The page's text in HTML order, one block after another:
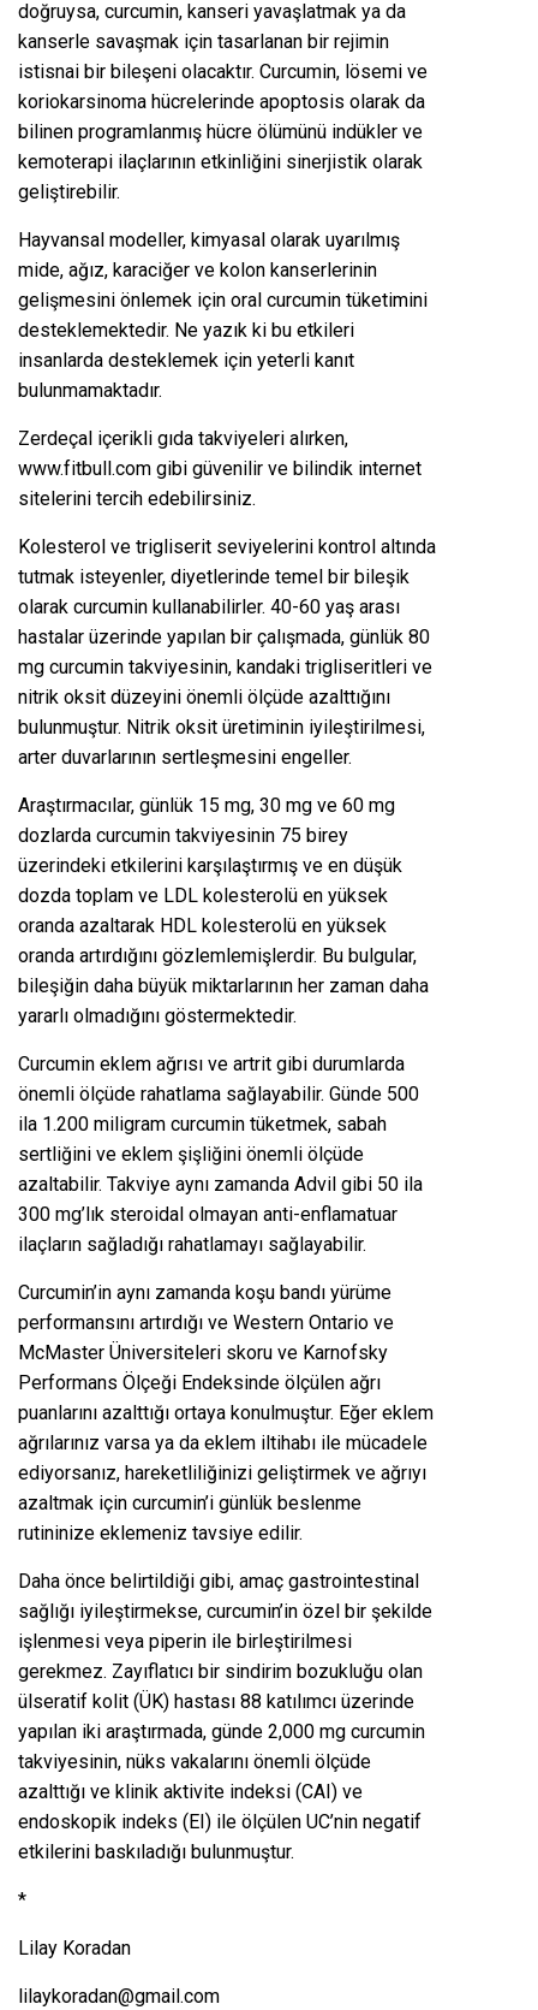
doğruysa, curcumin, kanseri yavaşlatmak ya da
kanserle savaşmak için tasarlanan bir rejimin
istisnai bir bileşeni olacaktır. Curcumin, lösemi ve
koriokarsinoma hücrelerinde apoptosis olarak da
bilinen programlanmış hücre ölümünü indükler ve
kemoterapi ilaçlarının etkinliğini sinerjistik olarak
geliştirebilir.
Hayvansal modeller, kimyasal olarak uyarılmış
mide, ağız, karaciğer ve kolon kanserlerinin
gelişmesini önlemek için oral curcumin tüketimini
desteklemektedir. Ne yazık ki bu etkileri
insanlarda desteklemek için yeterli kanıt
bulunmamaktadır.
Zerdeçal içerikli gıda takviyeleri alırken,
www.fitbull.com gibi güvenilir ve bilindik internet
sitelerini tercih edebilirsiniz.
Kolesterol ve trigliserit seviyelerini kontrol altında
tutmak isteyenler, diyetlerinde temel bir bileşik
olarak curcumin kullanabilirler. 40-60 yaş arası
hastalar üzerinde yapılan bir çalışmada, günlük 80
mg curcumin takviyesinin, kandaki trigliseritleri ve
nitrik oksit düzeyini önemli ölçüde azalttığını
bulunmuştur. Nitrik oksit üretiminin iyileştirilmesi,
arter duvarlarının sertleşmesini engeller.
Araştırmacılar, günlük 15 mg, 30 mg ve 60 mg
dozlarda curcumin takviyesinin 75 birey
üzerindeki etkilerini karşılaştırmış ve en düşük
dozda toplam ve LDL kolesterolü en yüksek
oranda azaltarak HDL kolesterolü en yüksek
oranda artırdığını gözlemlemişlerdir. Bu bulgular,
bileşiğin daha büyük miktarlarının her zaman daha
yararlı olmadığını göstermektedir.
Curcumin eklem ağrısı ve artrit gibi durumlarda
önemli ölçüde rahatlama sağlayabilir. Günde 500
ila 1.200 miligram curcumin tüketmek, sabah
sertliğini ve eklem şişliğini önemli ölçüde
azaltabilir. Takviye aynı zamanda Advil gibi 50 ila
300 mg’lık steroidal olmayan anti-enflamatuar
ilaçların sağladığı rahatlamayı sağlayabilir.
Curcumin’in aynı zamanda koşu bandı yürüme
performansını artırdığı ve Western Ontario ve
McMaster Üniversiteleri skoru ve Karnofsky
Performans Ölçeği Endeksinde ölçülen ağrı
puanlarını azalttığı ortaya konulmuştur. Eğer eklem
ağrılarınız varsa ya da eklem iltihabı ile mücadele
ediyorsanız, hareketliliğinizi geliştirmek ve ağrıyı
azaltmak için curcumin’i günlük beslenme
rutininize eklemeniz tavsiye edilir.
Daha önce belirtildiği gibi, amaç gastrointestinal
sağlığı iyileştirmekse, curcumin’in özel bir şekilde
işlenmesi veya piperin ile birleştirilmesi
gerekmez. Zayıflatıcı bir sindirim bozukluğu olan
ülseratif kolit (ÜK) hastası 88 katılımcı üzerinde
yapılan iki araştırmada, günde 2,000 mg curcumin
takviyesinin, nüks vakalarını önemli ölçüde
azalttığı ve klinik aktivite indeksi (CAI) ve
endoskopik indeks (EI) ile ölçülen UC’nin negatif
etkilerini baskıladığı bulunmuştur.
*
Lilay Koradan
lilaykoradan@gmail.com